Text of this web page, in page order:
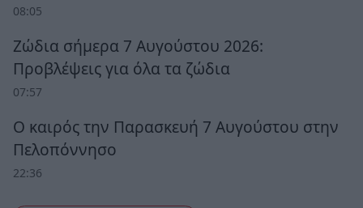
08:05
Ζώδια σήμερα 7 Αυγούστου 2026:
Προβλέψεις για όλα τα ζώδια
07:57
Ο καιρός την Παρασκευή 7 Αυγούστου στην
Πελοπόννησο
22:36